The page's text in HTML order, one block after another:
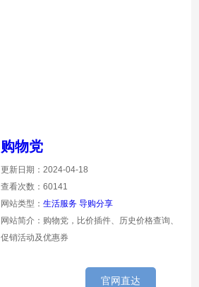
购物党
更新日期：2024-04-18
查看次数：60141
网站类型：生活服务 导购分享
网站简介：购物党，比价插件、历史价格查询、
促销活动及优惠券
官网直达